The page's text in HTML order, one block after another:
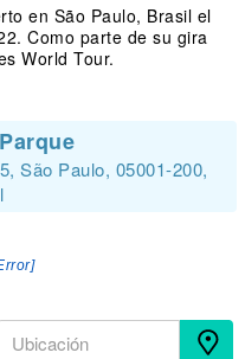
en São Paulo, Brasil el
Como parte de su gira
World Tour.
São Paulo, 05001-200,